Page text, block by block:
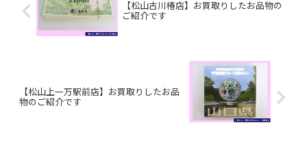
【松山古川椿店】お買取りしたお品物の
ご紹介です
【松山上一万駅前店】お買取りしたお品
物のご紹介です